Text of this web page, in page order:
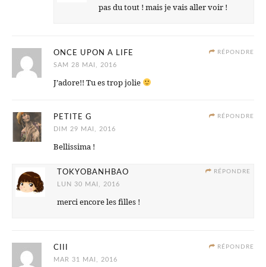
pas du tout ! mais je vais aller voir !
RÉPONDRE
ONCE UPON A LIFE
SAM 28 MAI, 2016
J’adore!! Tu es trop jolie
RÉPONDRE
PETITE G
DIM 29 MAI, 2016
Bellissima !
RÉPONDRE
TOKYOBANHBAO
LUN 30 MAI, 2016
merci encore les filles !
RÉPONDRE
CIII
MAR 31 MAI, 2016